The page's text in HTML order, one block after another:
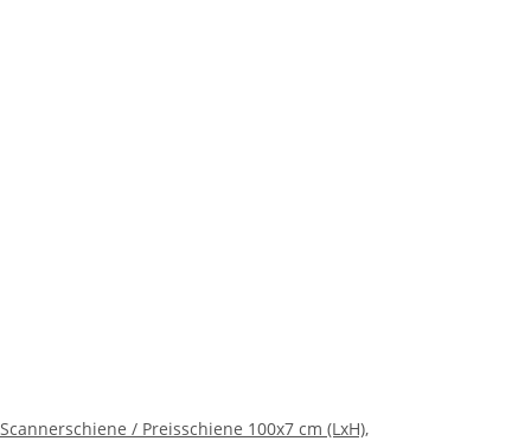
Scannerschiene / Preisschiene 100x7 cm (LxH),